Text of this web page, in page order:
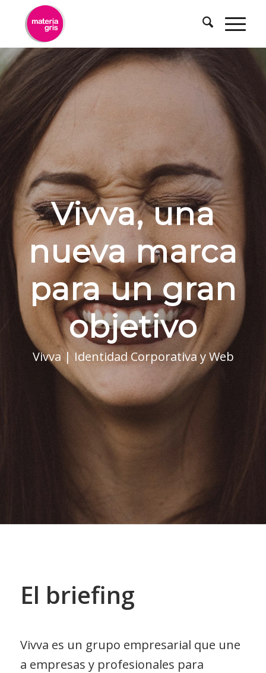
contenido
Vivva, una
nueva marca
para un gran
objetivo
Vivva | Identidad Corporativa y Web
El briefing
Vivva es un grupo empresarial que une
a empresas y profesionales para